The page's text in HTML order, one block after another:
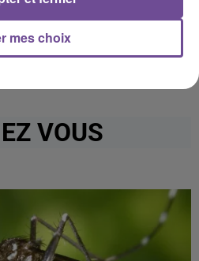
VOUS
mes choix